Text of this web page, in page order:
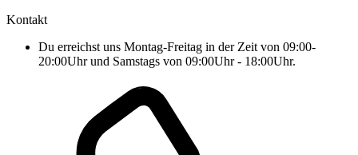
Kontakt
Du erreichst uns Montag-Freitag in der Zeit von 09:00-
20:00Uhr und Samstags von 09:00Uhr - 18:00Uhr.